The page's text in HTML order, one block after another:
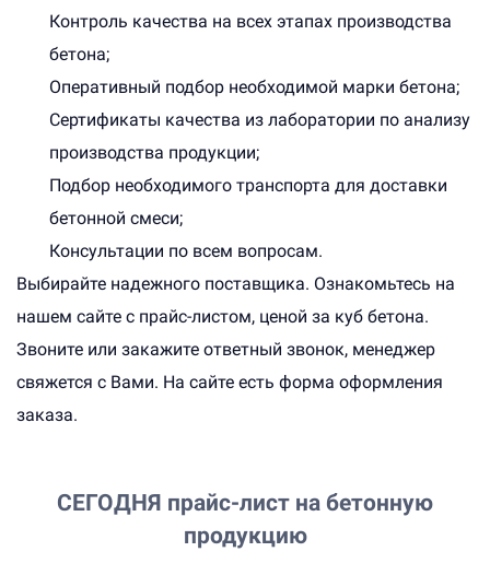
Контроль качества на всех этапах производства
бетона;
Оперативный подбор необходимой марки бетона;
Сертификаты качества из лаборатории по анализу
производства продукции;
Подбор необходимого транспорта для доставки
бетонной смеси;
Консультации по всем вопросам.
Выбирайте надежного поставщика. Ознакомьтесь на
нашем сайте с прайс-листом, ценой за куб бетона.
Звоните или закажите ответный звонок, менеджер
свяжется с Вами. На сайте есть форма оформления
заказа.
СЕГОДНЯ прайс-лист на бетонную
продукцию